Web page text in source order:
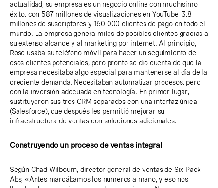
actualidad, su empresa es un negocio online con muchísimo
éxito, con 587 millones de visualizaciones en YouTube, 3,8
millones de suscriptores y 160 000 clientes de pago en todo el
mundo. La empresa genera miles de posibles clientes gracias a
su extenso alcance y al marketing por internet. Al principio,
Rose usaba su teléfono móvil para hacer un seguimiento de
esos clientes potenciales, pero pronto se dio cuenta de que la
empresa necesitaba algo especial para mantenerse al día de la
creciente demanda. Necesitaban automatizar procesos, pero
con la inversión adecuada en tecnología. En primer lugar,
sustituyeron sus tres CRM separados con una interfaz única
(Salesforce), que después les permitió mejorar su
infraestructura de ventas con soluciones adicionales.
Construyendo un proceso de ventas integral
Según Chad Wilbourn, director general de ventas de Six Pack
Abs, «Antes marcábamos los números a mano, y eso nos